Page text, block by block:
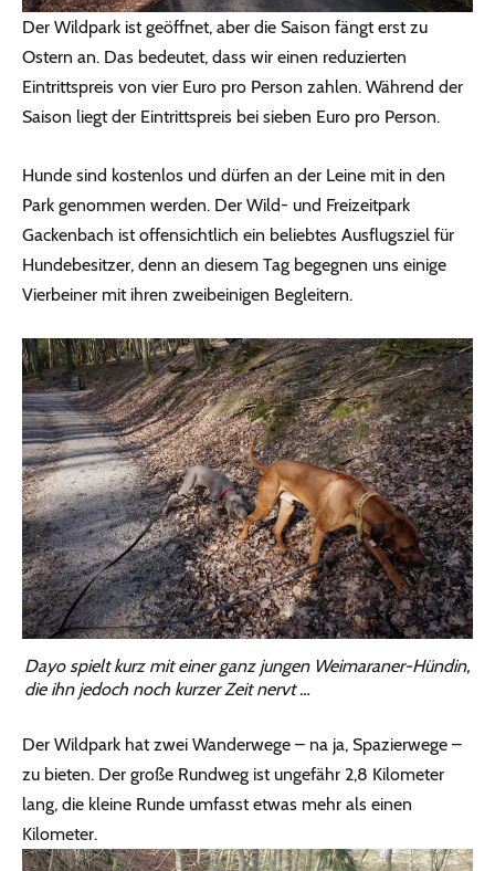
Der Wildpark ist geöffnet, aber die Saison fängt erst zu
Ostern an. Das bedeutet, dass wir einen reduzierten
Eintrittspreis von vier Euro pro Person zahlen. Während der
Saison liegt der Eintrittspreis bei sieben Euro pro Person.
Hunde sind kostenlos und dürfen an der Leine mit in den
Park genommen werden. Der Wild- und Freizeitpark
Gackenbach ist offensichtlich ein beliebtes Ausflugsziel für
Hundebesitzer, denn an diesem Tag begegnen uns einige
Vierbeiner mit ihren zweibeinigen Begleitern.
Dayo spielt kurz mit einer ganz jungen Weimaraner-Hündin,
die ihn jedoch noch kurzer Zeit nervt …
Der Wildpark hat zwei Wanderwege – na ja, Spazierwege –
zu bieten. Der große Rundweg ist ungefähr 2,8 Kilometer
lang, die kleine Runde umfasst etwas mehr als einen
Kilometer.